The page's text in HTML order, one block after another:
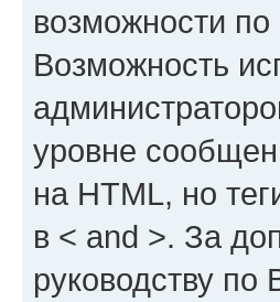
возможности
Возможность
уровне
на HTML, но
в < and >. За
руководству